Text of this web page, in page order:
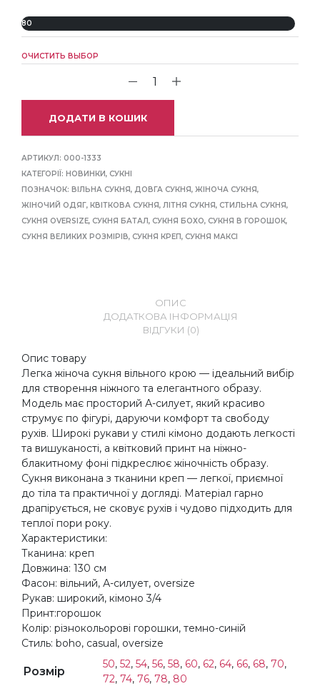
80
ОЧИСТИТЬ ВЫБОР
ДОДАТИ В КОШИК
АРТИКУЛ: 000-1333
КАТЕГОРІЇ: НОВИНКИ, СУКНІ
ПОЗНАЧОК: ВІЛЬНА СУКНЯ, ДОВГА СУКНЯ, ЖІНОЧА СУКНЯ,
ЖІНОЧИЙ ОДЯГ, КВІТКОВА СУКНЯ, ЛІТНЯ СУКНЯ, СТИЛЬНА СУКНЯ,
СУКНЯ OVERSIZE, СУКНЯ БАТАЛ, СУКНЯ БОХО, СУКНЯ В ГОРОШОК,
СУКНЯ ВЕЛИКИХ РОЗМІРІВ, СУКНЯ КРЕП, СУКНЯ МАКСІ
ОПИС
ДОДАТКОВА ІНФОРМАЦІЯ
ВІДГУКИ (0)
Опис товару
Легка жіноча сукня вільного крою — ідеальний вибір
для створення ніжного та елегантного образу.
Модель має просторий А-силует, який красиво
струмує по фігурі, даруючи комфорт та свободу
рухів. Широкі рукави у стилі кімоно додають легкості
та вишуканості, а квітковий принт на ніжно-
блакитному фоні підкреслює жіночність образу.
Сукня виконана з тканини креп — легкої, приємної
до тіла та практичної у догляді. Матеріал гарно
драпірується, не сковує рухів і чудово підходить для
теплої пори року.
Характеристики:
Тканина: креп
Довжина: 130 см
Фасон: вільний, А-силует, oversize
Рукав: широкий, кімоно 3/4
Принт:горошок
Колір: різнокольорові горошки, темно-синій
Стиль: boho, casual, oversize
Розмір
50, 52, 54, 56, 58, 60, 62, 64, 66, 68, 70,
72, 74, 76, 78, 80